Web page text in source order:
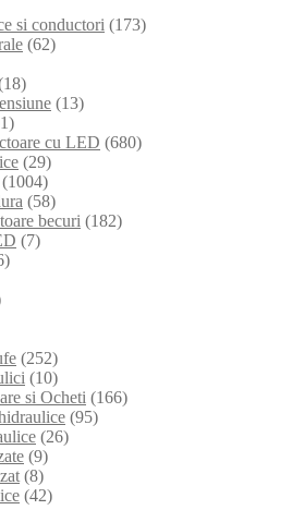
si conductori (173)
(62)
(13)
cu LED (680)
(29)
(1004)
(58)
becuri (182)
(7)
(252)
(10)
si Ocheti (166)
(95)
(26)
(9)
(8)
(42)